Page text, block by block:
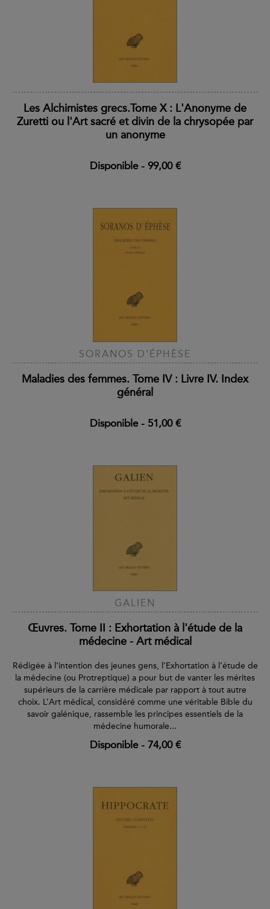
Les Alchimistes grecs.Tome X : L'Anonyme de
Zuretti ou l'Art sacré et divin de la chrysopée par
un anonyme
Disponible- 99,00 €
SORANOS D'ÉPHÈSE
Maladies des femmes. Tome IV : Livre IV. Index
général
Disponible- 51,00 €
GALIEN
Œuvres. Tome II : Exhortation à l'étude de la
médecine - Art médical
Rédigée à l’intention des jeunes gens, l’Exhortation à l’étude de
la médecine (ou Protreptique) a pour but de vanter les mérites
supérieurs de la carrière médicale par rapport à tout autre
choix. L’Art médical, considéré comme une véritable Bible du
savoir galénique, rassemble les principes essentiels de la
médecine humorale...
Disponible- 74,00 €